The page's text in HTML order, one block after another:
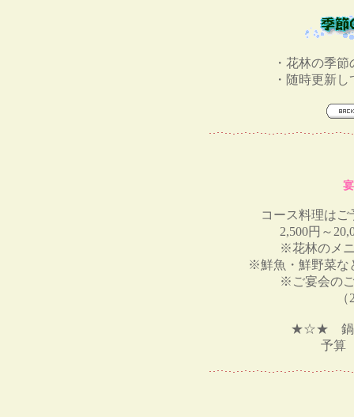
・花林の季
・随時更新
コース料理は
2,500円～
※花林のメ
※鮮魚・鮮野菜な
※ご宴会の
（2
★☆★ 鍋
予算